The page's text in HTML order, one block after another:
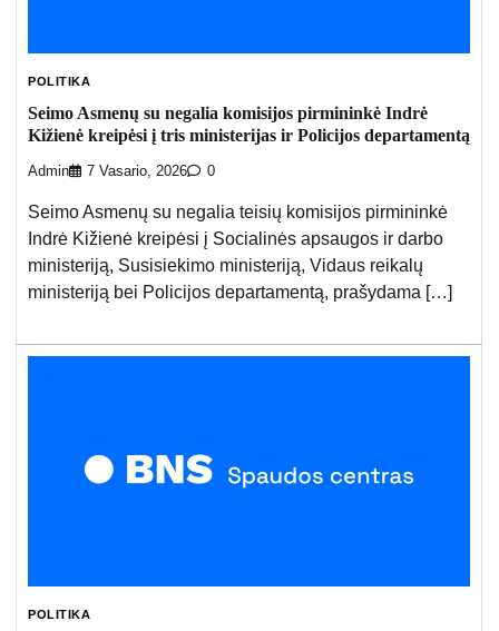
POLITIKA
Seimo Asmenų su negalia komisijos pirmininkė Indrė
Kižienė kreipėsi į tris ministerijas ir Policijos departamentą
Admin 7 Vasario, 2026 0
Seimo Asmenų su negalia teisių komisijos pirmininkė
Indrė Kižienė kreipėsi į Socialinės apsaugos ir darbo
ministeriją, Susisiekimo ministeriją, Vidaus reikalų
ministeriją bei Policijos departamentą, prašydama […]
POLITIKA